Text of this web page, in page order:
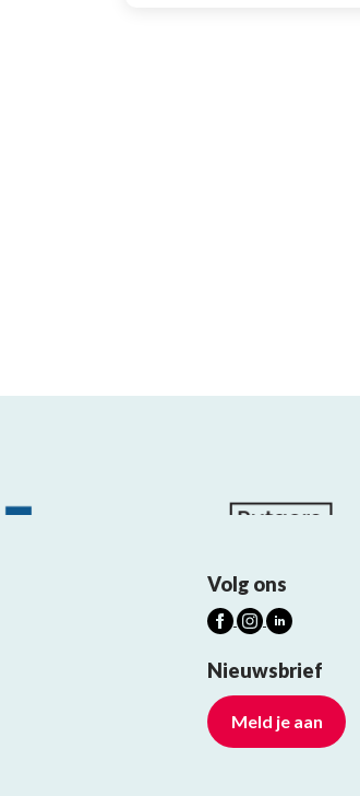
Volg ons
Nieuwsbrief
Meld je aan